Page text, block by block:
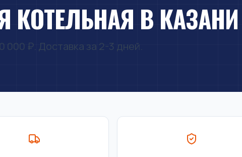
КОТЕЛЬНАЯ В КАЗАНИ
000 ₽. Доставка за 2-3 дней.